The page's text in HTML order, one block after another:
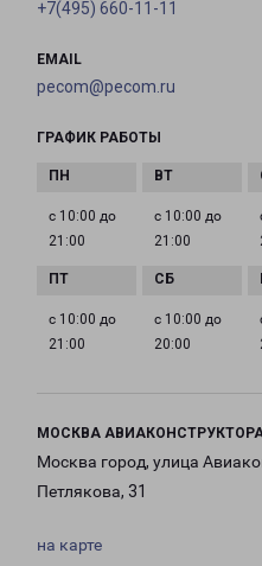
+7(495) 660-11-11
EMAIL
pecom@pecom.ru
ГРАФИК РАБОТЫ
с 10:00 до
21:00
с 10:00 до
21:00
с 10:00 до
21:00
с 10:00 до
20:00
МОСКВА
Москва город, улица
Петлякова, 31
на карте